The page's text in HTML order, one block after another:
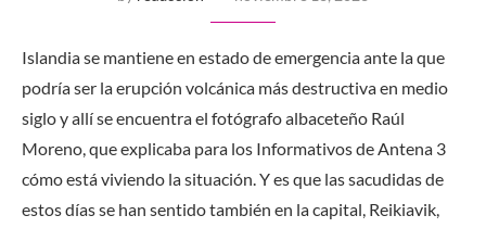
Islandia se mantiene en estado de emergencia ante la que
podría ser la erupción volcánica más destructiva en medio
siglo y allí se encuentra el fotógrafo albaceteño Raúl
Moreno, que explicaba para los Informativos de Antena 3
cómo está viviendo la situación. Y es que las sacudidas de
estos días se han sentido también en la capital, Reikiavik,